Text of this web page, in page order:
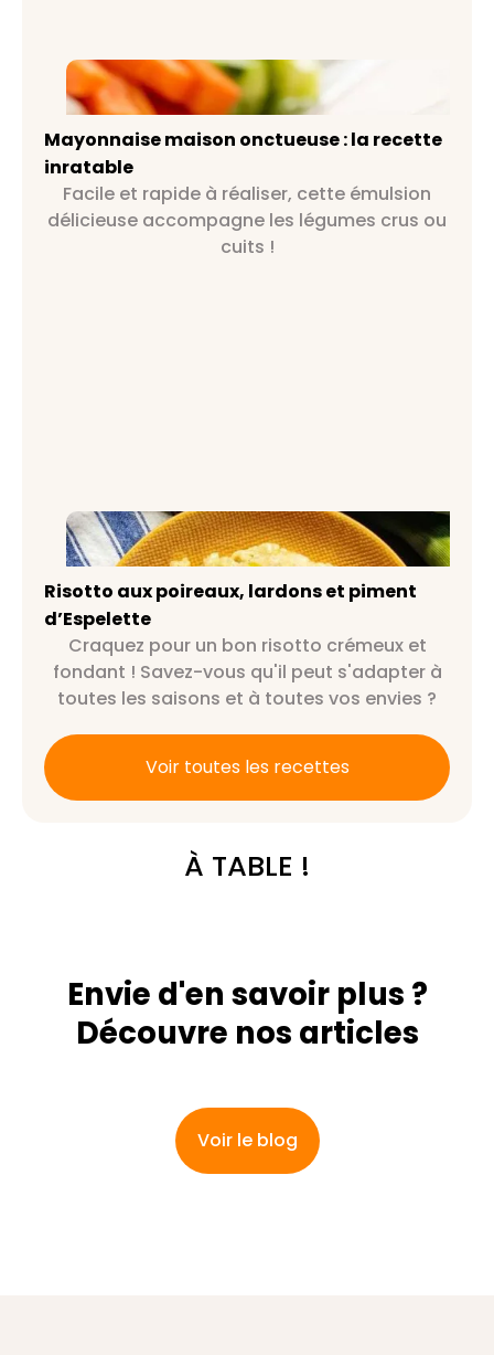
Mayonnaise maison onctueuse : la
recette inratable
Mayonnaise maison onctueuse : la recette
inratable
Facile et rapide à réaliser, cette émulsion
délicieuse accompagne les légumes crus ou
cuits !
Risotto aux poireaux, lardons et
piment d’Espelette
Risotto aux poireaux, lardons et piment
d’Espelette
Craquez pour un bon risotto crémeux et
fondant ! Savez-vous qu'il peut s'adapter à
toutes les saisons et à toutes vos envies ?
Voir toutes les recettes
À TABLE !
Envie d'en savoir plus ?
Découvre nos articles
Voir le blog